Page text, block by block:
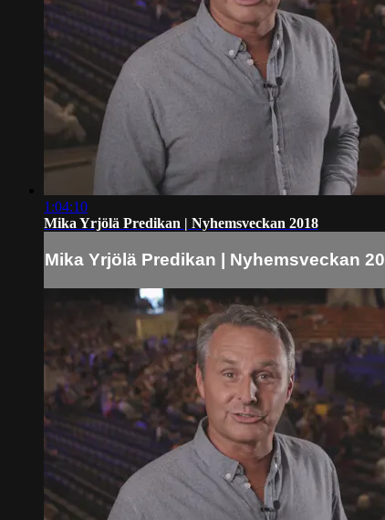
1:04:10
Mika Yrjölä Predikan | Nyhemsveckan 2018
Mika Yrjölä Predikan | Nyhemsveckan